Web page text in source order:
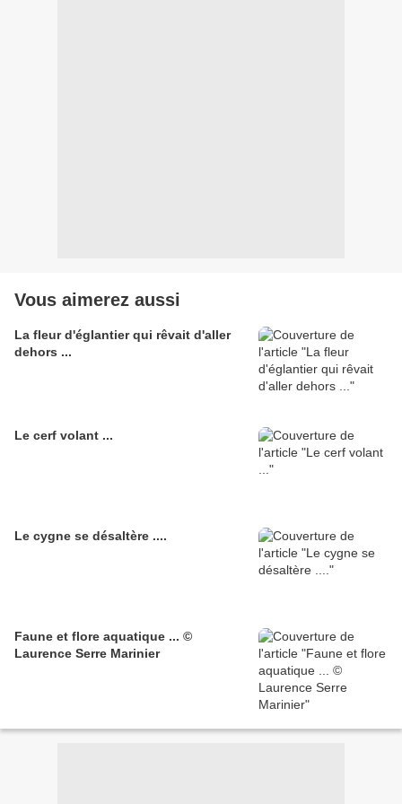
Vous aimerez aussi
La fleur d'églantier qui rêvait d'aller
dehors ...
Le cerf volant ...
Le cygne se désaltère ....
Faune et flore aquatique ... ©
Laurence Serre Marinier